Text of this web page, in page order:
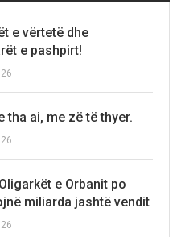
e vërtetë dhe
e pashpirt!
tha ai, me zë të thyer.
e Orbanit po
miliarda jashtë vendit